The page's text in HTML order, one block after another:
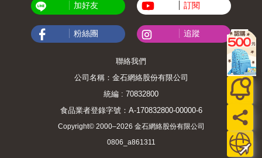
加好友 訂閱
粉絲團 追蹤
聯絡我們
公司名稱：金石網絡股份有限公司
統編 : 70832800
食品業者登錄字號：A-170832800-00000-6
Copyright© 2000–2026 金石網絡股份有限公司
0806_a861311